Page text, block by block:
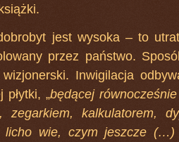
jest wysoka – to
przez państwo.
wizjonerski. Inwigilacja
płytki, „będącej
zegarkiem, kalkulatorem,
licho wie, czym jeszcze (…)